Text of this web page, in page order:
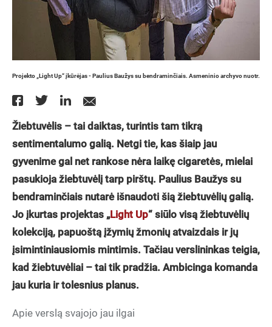
Projekto „Light Up“ įkūrėjas - Paulius Baužys su bendraminčiais. Asmeninio archyvo nuotr.
Žiebtuvėlis – tai daiktas, turintis tam tikrą
sentimentalumo galią. Netgi tie, kas šiaip jau
gyvenime gal net rankose nėra laikę cigaretės, mielai
pasukioja žiebtuvėlį tarp pirštų. Paulius Baužys su
bendraminčiais nutarė išnaudoti šią žiebtuvėlių galią.
Jo įkurtas projektas „Light Up“ siūlo visą žiebtuvėlių
kolekciją, papuoštą įžymių žmonių atvaizdais ir jų
įsimintiniausiomis mintimis. Tačiau verslininkas teigia,
kad žiebtuvėliai – tai tik pradžia. Ambicinga komanda
jau kuria ir tolesnius planus.
Apie verslą svajojo jau ilgai